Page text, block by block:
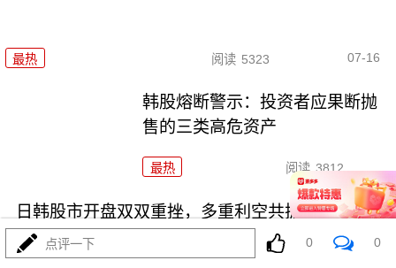
最热 阅读 5323 07-16
韩股熔断警示：投资者应果断抛
售的三类高危资产
最热 阅读 3812
日韩股市开盘双双重挫，多重利空共振引发恐慌
点评一下 0 0